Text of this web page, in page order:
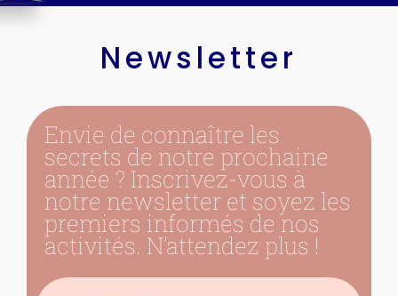
Newsletter
Envie de connaître les
secrets de notre prochaine
année ? Inscrivez-vous à
notre newsletter et soyez les
premiers informés de nos
activités. N’attendez plus !